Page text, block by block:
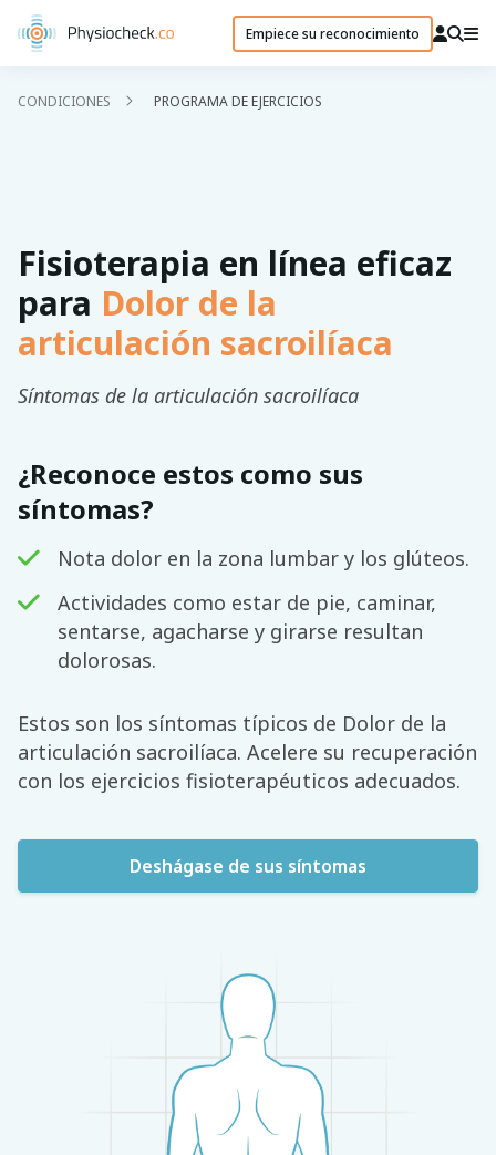
Empiece su reconocimiento
CONDICIONES PROGRAMA DE EJERCICIOS
Fisioterapia en línea eficaz
para Dolor de la
articulación sacroilíaca
Síntomas de la articulación sacroilíaca
¿Reconoce estos como sus
síntomas?
Nota dolor en la zona lumbar y los glúteos.
Actividades como estar de pie, caminar,
sentarse, agacharse y girarse resultan
dolorosas.
Estos son los síntomas típicos de Dolor de la
articulación sacroilíaca. Acelere su recuperación
con los ejercicios fisioterapéuticos adecuados.
Deshágase de sus síntomas